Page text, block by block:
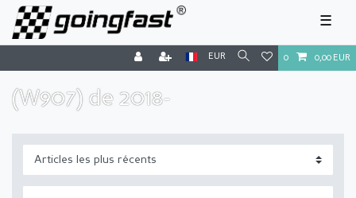
☰
EUR 0 0,00 EUR
(W907) de 2018-